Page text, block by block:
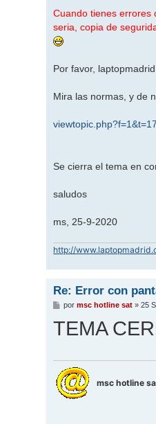
j
e
Cuando tienes errores
seria, copia de
Por favor,
Mira las normas, y de
Se cierra el tema en
saludos
ms, 25-9-2020
http://
Re: Error con
M
n
pormsc hotline sat »25
TEMA
msc hotline